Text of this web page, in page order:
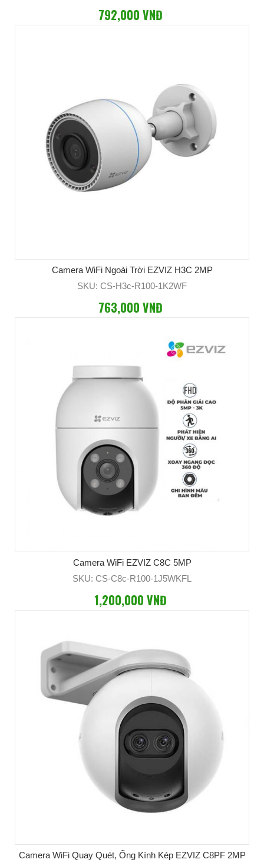
792,000 VNĐ
Camera WiFi Ngoài Trời EZVIZ H3C 2MP
SKU: CS-H3c-R100-1K2WF
763,000 VNĐ
Camera WiFi EZVIZ C8C 5MP
SKU: CS-C8c-R100-1J5WKFL
1,200,000 VNĐ
Camera WiFi Quay Quét, Ống Kính Kép EZVIZ C8PF 2MP